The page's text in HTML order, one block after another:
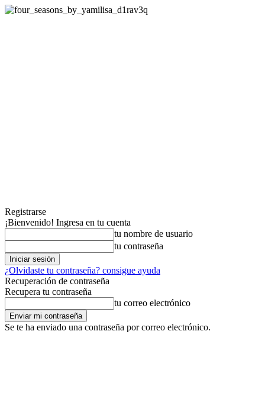
Registrarse
¡Bienvenido! Ingresa en tu cuenta
tu nombre de usuario
tu contraseña
¿Olvidaste tu contraseña? consigue ayuda
Recuperación de contraseña
Recupera tu contraseña
tu correo electrónico
Se te ha enviado una contraseña por correo electrónico.